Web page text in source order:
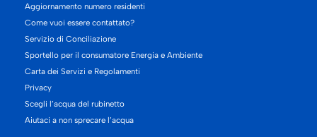
Aggiornamento numero residenti
Come vuoi essere contattato?
Servizio di Conciliazione
Sportello per il consumatore Energia e Ambiente
Carta dei Servizi e Regolamenti
Privacy
Scegli l’acqua del rubinetto
Aiutaci a non sprecare l’acqua